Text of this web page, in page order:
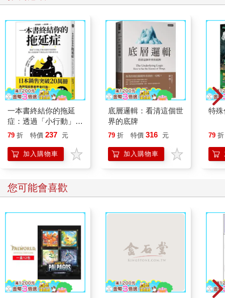
一本書終結你的拖延
症：透過「小行動」打
開大腦的行動開關，懶
的37個科學方法
79 折 特價 237 元
加入購物車
底層邏輯：看清這個世
界的底牌
79 折 特價 316 元
加入購物車
特
79 折
您可能會喜歡